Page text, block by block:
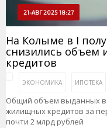
21-АВГ 2025 18:27
На Колыме в I
снизились объем
кредитов
ЭКОНОМИКА ИПОТЕКА
Общий объем выданных в
жилищных кредитов за
почти 2 млрд рублей